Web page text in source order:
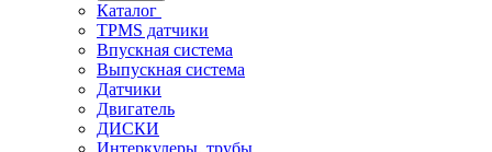
Каталог
TPMS датчики
Впускная система
Выпускная система
Датчики
Двигатель
ДИСКИ
Интеркулеры, трубы